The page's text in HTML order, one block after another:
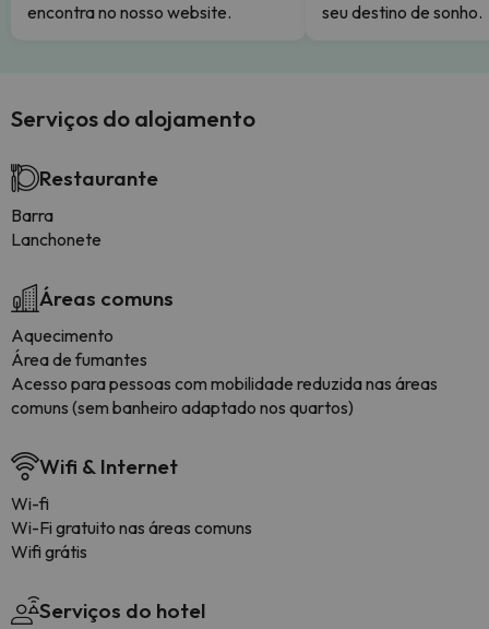
encontra no nosso website.
seu destino de sonho.
Serviços do alojamento
Restaurante
Barra
Lanchonete
Áreas comuns
Aquecimento
Área de fumantes
Acesso para pessoas com mobilidade reduzida nas áreas
comuns (sem banheiro adaptado nos quartos)
Wifi & Internet
Wi-fi
Wi-Fi gratuito nas áreas comuns
Wifi grátis
Serviços do hotel